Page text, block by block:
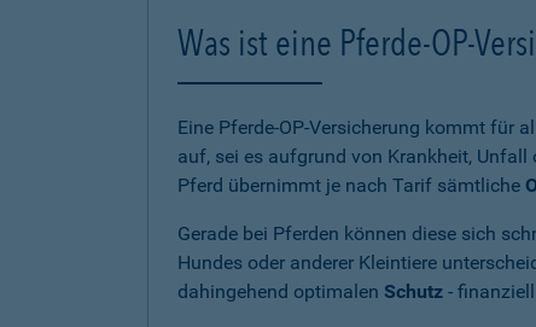
Was ist eine Pferde-OP-
Eine Pferde-OP-Versicherung kommt für
auf, sei es aufgrund von Krankheit,
Pferd übernimmt je nach Tarif sämtliche
Gerade bei Pferden können diese sich
Hundes oder anderer Kleintiere
dahingehend optimalen Schutz -